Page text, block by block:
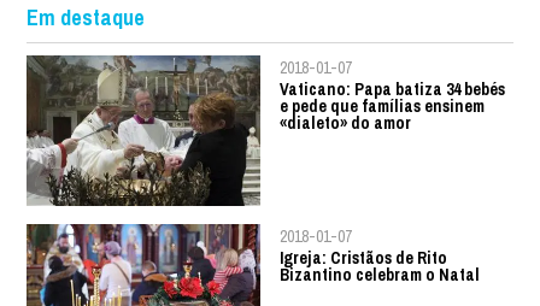
Em destaque
2018-01-07
Vaticano: Papa batiza 34 bebés
e pede que famílias ensinem
«dialeto» do amor
2018-01-07
Igreja: Cristãos de Rito
Bizantino celebram o Natal